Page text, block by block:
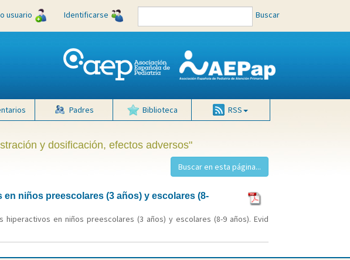
usuario Identificarse Buscar
Padres Biblioteca RSS
y dosificación, efectos adversos"
niños preescolares (3 años) y escolares (8-
en niños preescolares (3 años) y escolares (8-9 años). Evid